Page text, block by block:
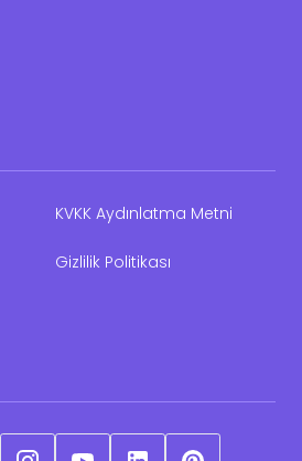
KVKK Aydınlatma Metni
Gizlilik Politikası